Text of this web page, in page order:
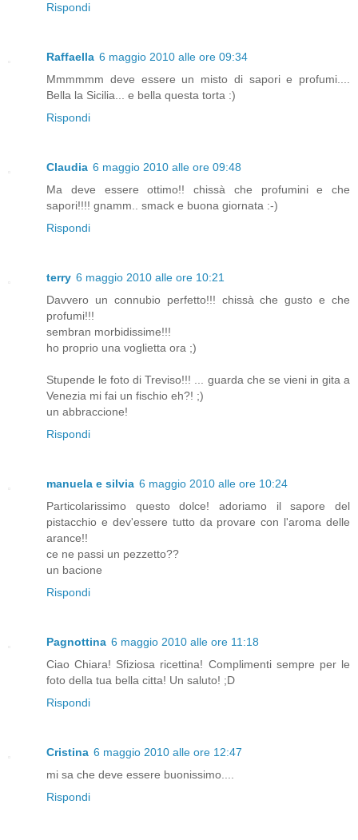
Rispondi
Raffaella 6 maggio 2010 alle ore 09:34
Mmmmmm deve essere un misto di sapori e profumi....
Bella la Sicilia... e bella questa torta :)
Rispondi
Claudia 6 maggio 2010 alle ore 09:48
Ma deve essere ottimo!! chissà che profumini e che
sapori!!!! gnamm.. smack e buona giornata :-)
Rispondi
terry 6 maggio 2010 alle ore 10:21
Davvero un connubio perfetto!!! chissà che gusto e che
profumi!!!
sembran morbidissime!!!
ho proprio una voglietta ora ;)
Stupende le foto di Treviso!!! ... guarda che se vieni in gita a
Venezia mi fai un fischio eh?! ;)
un abbraccione!
Rispondi
manuela e silvia 6 maggio 2010 alle ore 10:24
Particolarissimo questo dolce! adoriamo il sapore del
pistacchio e dev'essere tutto da provare con l'aroma delle
arance!!
ce ne passi un pezzetto??
un bacione
Rispondi
Pagnottina 6 maggio 2010 alle ore 11:18
Ciao Chiara! Sfiziosa ricettina! Complimenti sempre per le
foto della tua bella citta! Un saluto! ;D
Rispondi
Cristina 6 maggio 2010 alle ore 12:47
mi sa che deve essere buonissimo....
Rispondi